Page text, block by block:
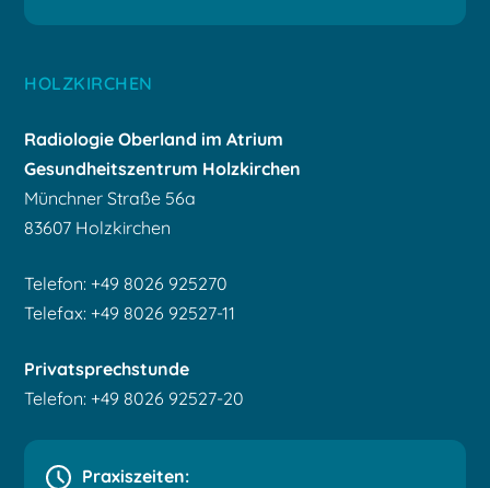
HOLZKIRCHEN
Radiologie Oberlandim Atrium
Gesundheitszentrum Holzkirchen
Münchner Straße 56a
83607 Holzkirchen
Telefon: +49 8026 925270
Telefax: +49 8026 92527-11
Privatsprechstunde
Telefon: +49 8026 92527-20
Praxiszeiten: